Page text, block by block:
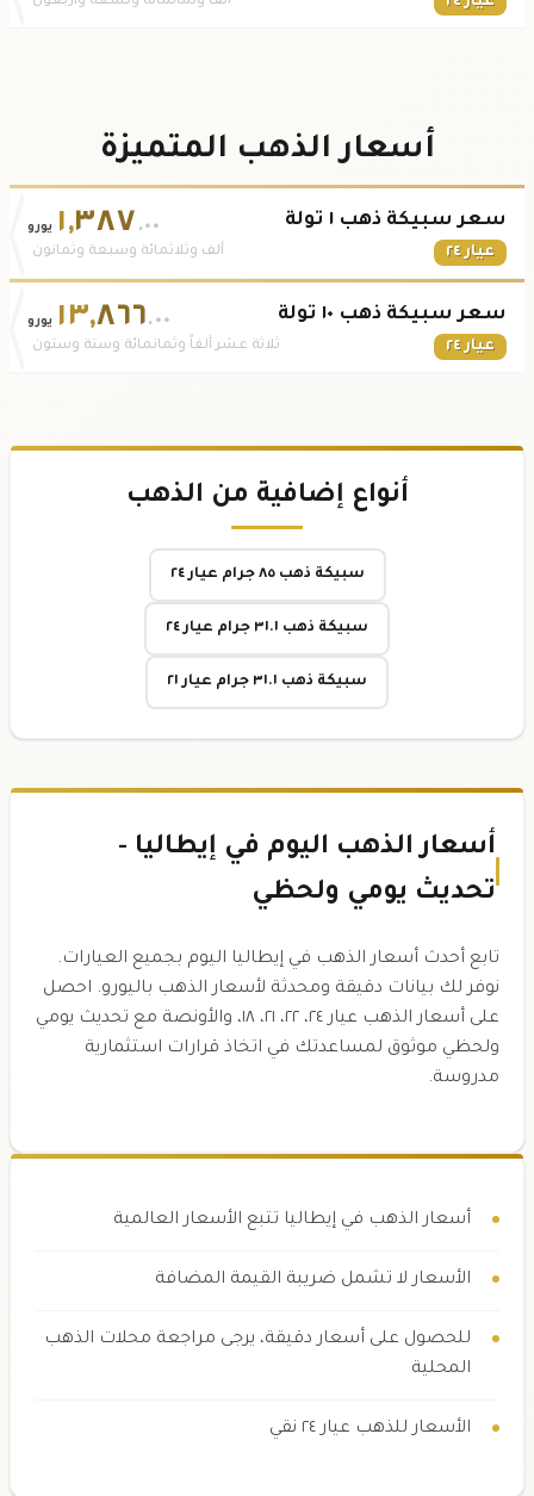
أسعار الذهب المتميزة
سعر سبيكة ذهب ١ تولة
عيار ٢٤
١,٣٨٧ .٠٠ يورو
ألف وثلاثمائة وسبعة وثمانون
سعر سبيكة ذهب ١٠ تولة
عيار ٢٤
١٣,٨٦٦.٠٠ يورو
ثلاثة عشر ألفاً وثمانمائة وستة وستون
أنواع إضافية من الذهب
سبيكة ذهب ٨٥ جرام عيار ٢٤
سبيكة ذهب ٣١.١ جرام عيار ٢٤
سبيكة ذهب ٣١.١ جرام عيار ٢١
أسعار الذهب اليوم في إيطاليا -
تحديث يومي ولحظي
تابع أحدث أسعار الذهب في إيطاليا اليوم بجميع العيارات.
نوفر لك بيانات دقيقة ومحدثة لأسعار الذهب باليورو. احصل
على أسعار الذهب عيار ٢٤، ٢٢، ٢١، ١٨، والأونصة مع تحديث يومي
ولحظي موثوق لمساعدتك في اتخاذ قرارات استثمارية
مدروسة.
أسعار الذهب في إيطاليا تتبع الأسعار العالمية
الأسعار لا تشمل ضريبة القيمة المضافة
للحصول على أسعار دقيقة، يرجى مراجعة محلات الذهب
المحلية
الأسعار للذهب عيار ٢٤ نقي